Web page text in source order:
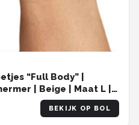
“Full Body” |
| Beige | Maat L |
BEKIJK OP BOL